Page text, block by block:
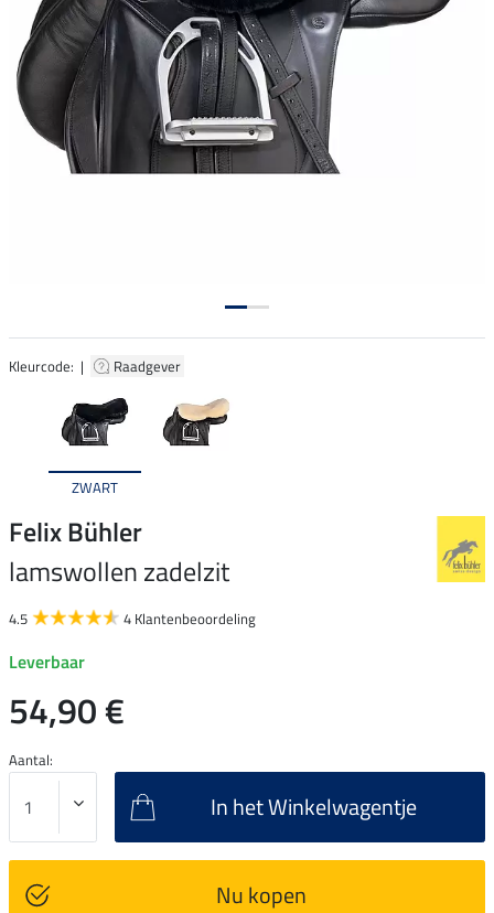
Kleurcode: | Raadgever
ZWART
Felix Bühler
lamswollen zadelzit
4.5 4 Klantenbeoordeling
Leverbaar
54,90 €
Aantal:
In het Winkelwagentje
Nu kopen